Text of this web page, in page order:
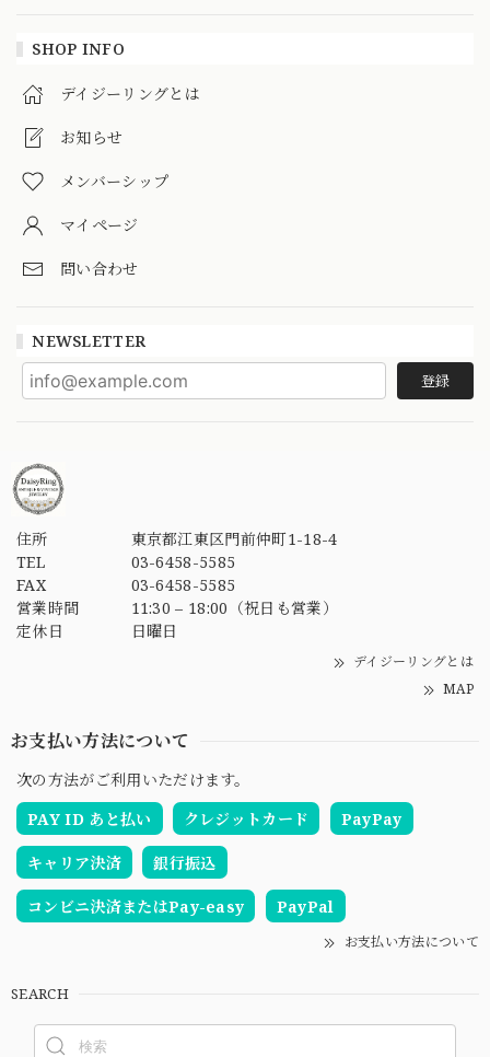
SHOP INFO
デイジーリングとは
お知らせ
メンバーシップ
マイページ
問い合わせ
NEWSLETTER
登録
住所
東京都江東区門前仲町1-18-4
TEL
03-6458-5585
FAX
03-6458-5585
営業時間
11:30 – 18:00（祝日も営業）
定休日
日曜日
デイジーリングとは
MAP
お支払い方法について
次の方法がご利用いただけます。
PAY ID あと払い
クレジットカード PayPay
キャリア決済 銀行振込
コンビニ決済またはPay-easy PayPal
お支払い方法について
SEARCH